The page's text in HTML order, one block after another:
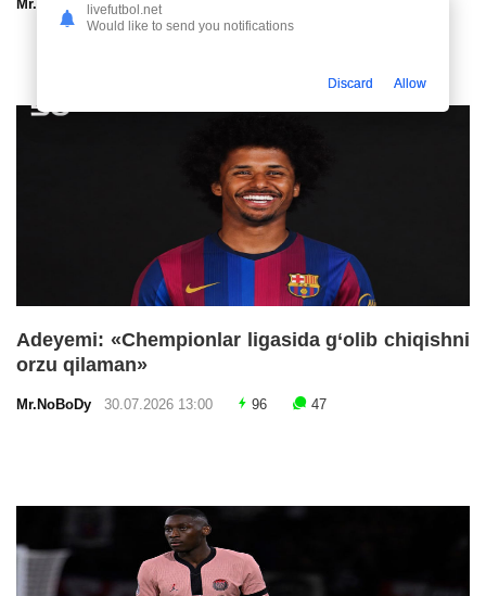
Mr.NoBoDy30.07.2026 13:00
Adeyemi: «Chempionlar ligasida g‘olib chiqishni
orzu qilaman»
Mr.NoBoDy 30.07.2026 13:00 96 47
livefutbol.net
Would like to send you notifications
Discard Allow